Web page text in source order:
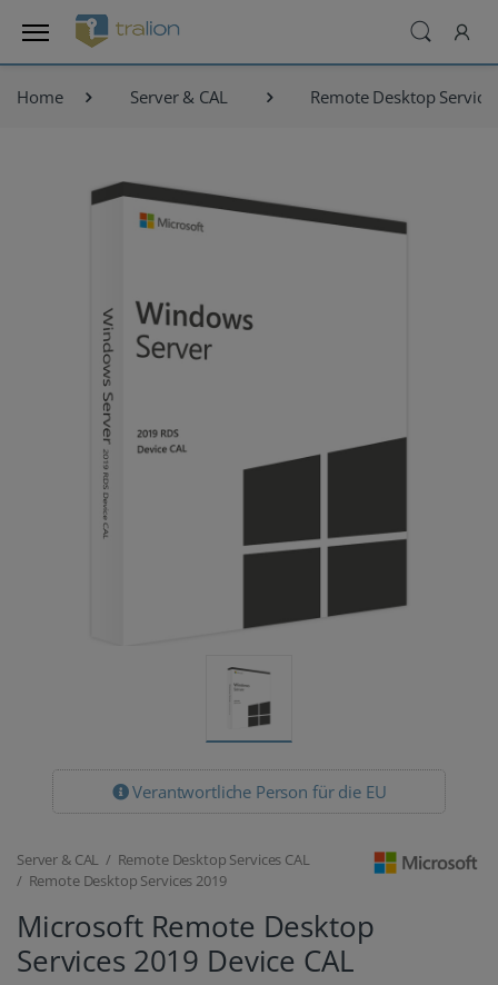
Home Server & CAL Remote Desktop
Verantwortliche Person für die EU
Server & CAL / Remote Desktop Services CAL
/ Remote Desktop Services 2019
Microsoft Remote Desktop
Services 2019 Device CAL